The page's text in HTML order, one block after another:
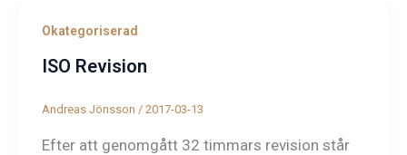
Okategoriserad
ISO Revision
Andreas Jönsson / 2017-03-13
Efter att genomgått 32 timmars revision står